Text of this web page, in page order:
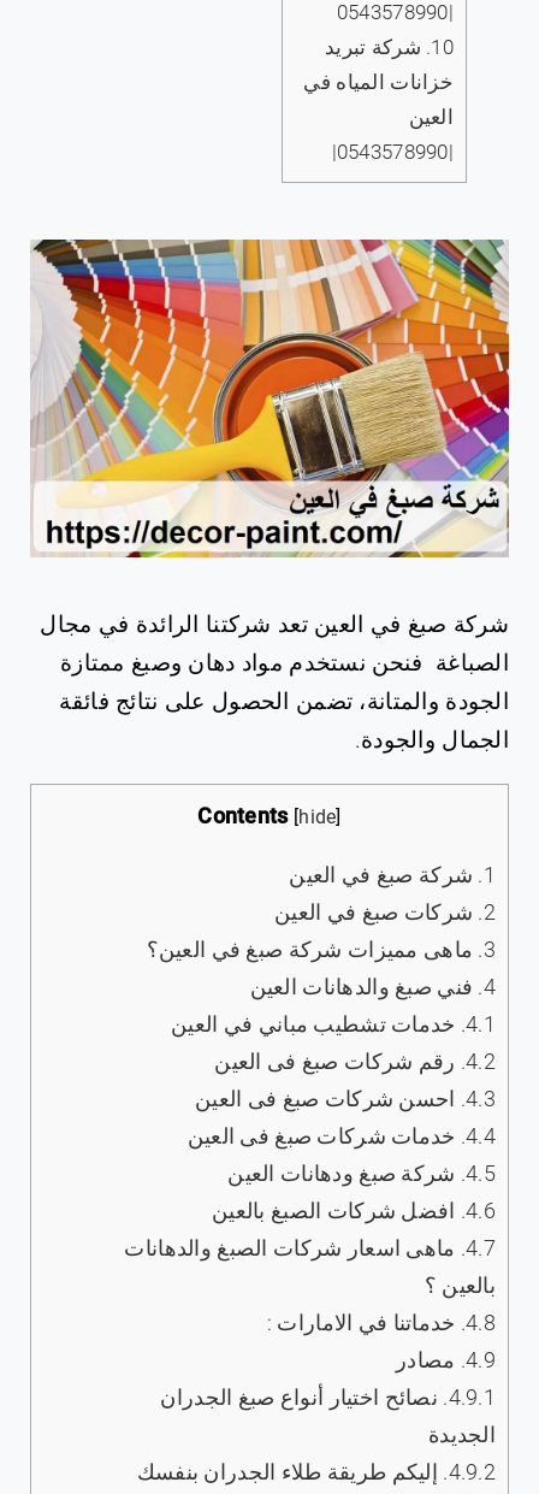
|0543578990
10. شركة تبريد
خزانات المياه في
العين
|0543578990|
شركة صبغ في العين تعد شركتنا الرائدة في مجال
الصباغة فنحن نستخدم مواد دهان وصبغ ممتازة
الجودة والمتانة، تضمن الحصول على نتائج فائقة
الجمال والجودة.
Contents [hide]
1. شركة صبغ في العين
2. شركات صبغ في العين
3. ماهى مميزات شركة صبغ في العين؟
4. فني صبغ والدهانات العين
4.1. خدمات تشطيب مباني في العين
4.2. رقم شركات صبغ فى العين
4.3.
4.4. ‏خدمات شركات صبغ فى العين
4.5. شركة صبغ ودهانات العين
4.6. افضل شركات الصبغ بالعين
4.7. ماهى اسعار شركات الصبغ والدهانات
بالعين ؟
4.8. خدماتنا في الامارات :
4.9. مصادر
4.9.1. نصائح اختيار أنواع صبغ الجدران
الجديدة
4.9.2. إليكم طريقة طلاء الجدران بنفسك